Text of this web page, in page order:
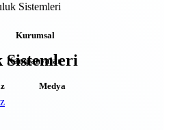
Kurumsal
Kampanyalar
Medya
Sistemleri
Sistemleri